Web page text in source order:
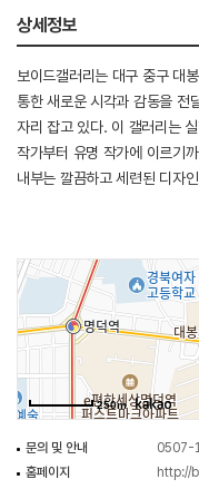
상세정보
보이드갤러리는 대구 중구 대
통한 새로운 시각과 감동을 전
자리 잡고 있다. 이 갤러리는
작가부터 유명 작가에 이르기
내부는 깔끔하고 세련된 디자
제공한다. 이곳은 미술 애호
250m
문의 및 안내
0507-
홈페이지
http://